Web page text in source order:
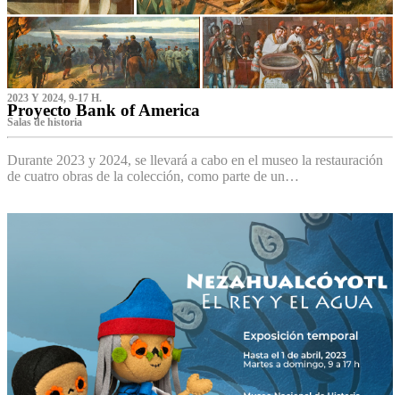
2023 Y 2024, 9-17 H.
Proyecto Bank of America
S‌alas de historia
Durante 2023 y 2024, se llevará a cabo en el museo la restauración
de cuatro obras de la colección, como parte de un…